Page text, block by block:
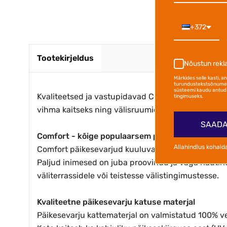
Tootekirjeldus
Kvaliteetsed ja vastupidavad Comfort
vihma kaitseks ning välisruumide kaunistamiseks.
Comfort - kõige populaarsem päikesevarjude
Comfort päikesevarjud kuuluvad kõige
Paljud inimesed on juba proovinud ja väga
väliterrassidele või teistesse välistingimustesse.
Kvaliteetne päikesevarju katuse materjal
Päikesevarju kattematerjal on valmistatud 100%
+372
Nõustun
Märkides selle kasti,
süsteemi kaudu
tingimuseks.
Allahindlus